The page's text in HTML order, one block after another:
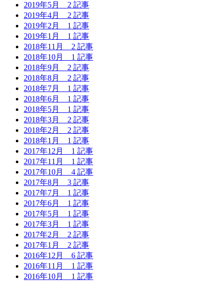
2019年5月 2 記事
2019年4月 2 記事
2019年2月 1 記事
2019年1月 1 記事
2018年11月 2 記事
2018年10月 1 記事
2018年9月 2 記事
2018年8月 2 記事
2018年7月 1 記事
2018年6月 1 記事
2018年5月 1 記事
2018年3月 2 記事
2018年2月 2 記事
2018年1月 1 記事
2017年12月 1 記事
2017年11月 1 記事
2017年10月 4 記事
2017年8月 3 記事
2017年7月 1 記事
2017年6月 1 記事
2017年5月 1 記事
2017年3月 1 記事
2017年2月 2 記事
2017年1月 2 記事
2016年12月 6 記事
2016年11月 1 記事
2016年10月 1 記事